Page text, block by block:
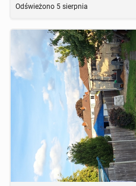
Odświeżono 5 sierpnia